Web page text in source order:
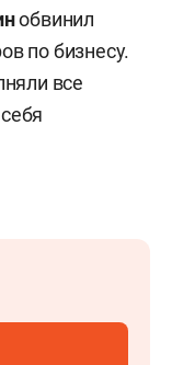
обвинил
по бизнесу.
все